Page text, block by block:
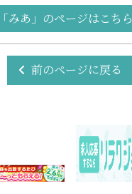
「みあ」のページはこちら
前のページに戻る